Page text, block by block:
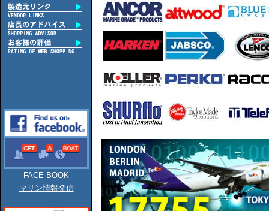
FACE BOOK
マリン情報発信